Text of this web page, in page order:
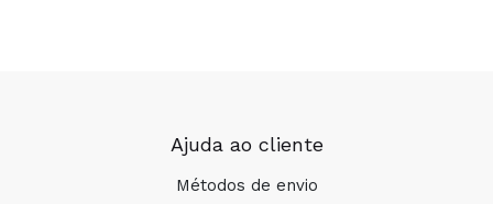
Ajuda ao cliente
Métodos de envio